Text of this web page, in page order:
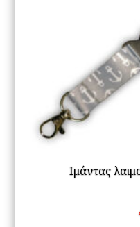
Ιμάντας